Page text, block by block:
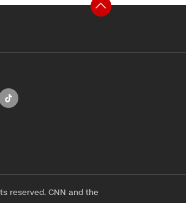
reserved. CNN and the